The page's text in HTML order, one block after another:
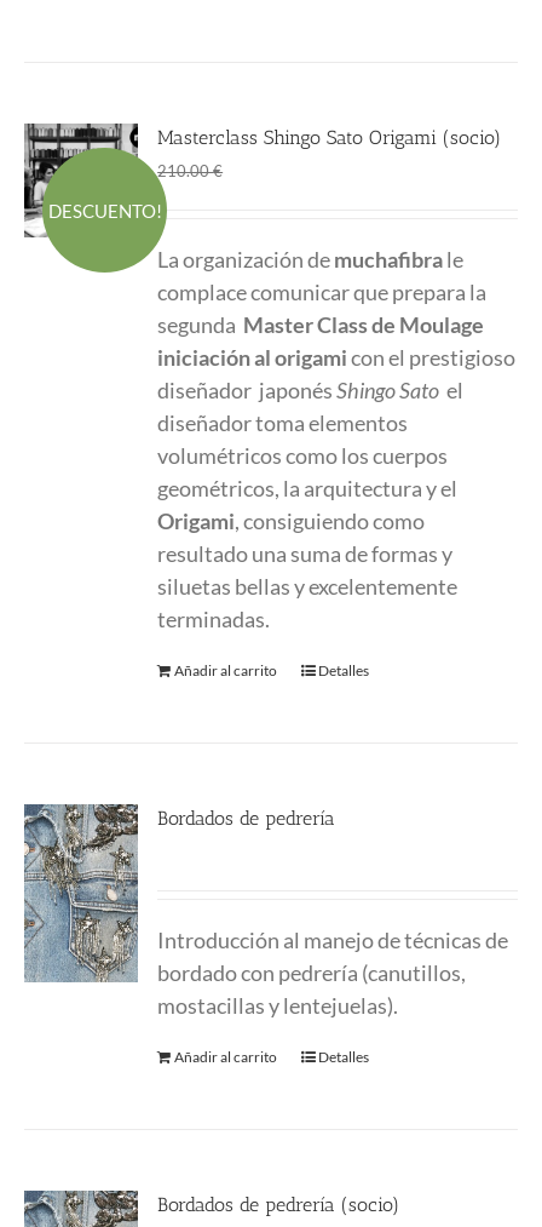
DESCUENTO!
Masterclass Shingo Sato Origami (socio)
210.00€
era:
210.00 €.
es:
160.00 €.
La organización demuchafibrale
complace comunicar que prepara la
segunda Master Classde Moulage
iniciación al origamicon el prestigioso
diseñador japonésShingo Sato el
diseñador toma elementos
volumétricos como los cuerpos
geométricos, la arquitectura y el
Origami, consiguiendo como
resultado una suma de formas y
siluetas bellas y excelentemente
terminadas.
Añadir al carrito Detalles
Bordados de pedrería
Introducción al manejo de técnicas de
bordado con pedrería (canutillos,
mostacillas y lentejuelas).
Añadir al carrito Detalles
Bordados de pedrería (socio)